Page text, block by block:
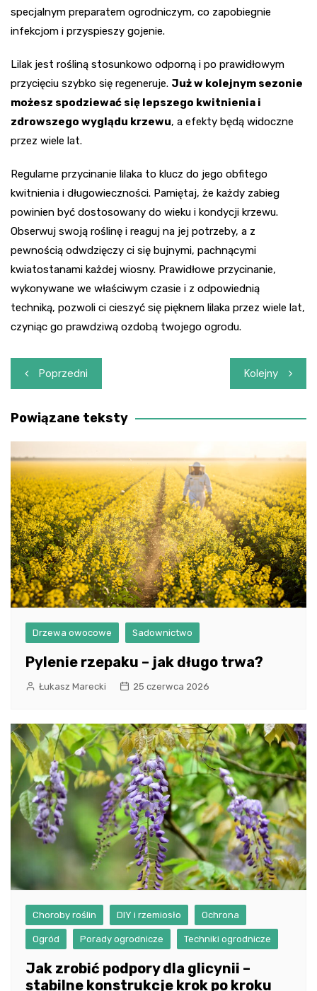
specjalnym preparatem ogrodniczym, co zapobiegnie
infekcjom i przyspieszy gojenie.
Lilak jest rośliną stosunkowo odporną i po prawidłowym
przycięciu szybko się regeneruje. Już w kolejnym sezonie
możesz spodziewać się lepszego kwitnienia i
zdrowszego wyglądu krzewu, a efekty będą widoczne
przez wiele lat.
Regularne przycinanie lilaka to klucz do jego obfitego
kwitnienia i długowieczności. Pamiętaj, że każdy zabieg
powinien być dostosowany do wieku i kondycji krzewu.
Obserwuj swoją roślinę i reaguj na jej potrzeby, a z
pewnością odwdzięczy ci się bujnymi, pachnącymi
kwiatostanami każdej wiosny. Prawidłowe przycinanie,
wykonywane we właściwym czasie i z odpowiednią
techniką, pozwoli ci cieszyć się pięknem lilaka przez wiele lat,
czyniąc go prawdziwą ozdobą twojego ogrodu.
Nawigacja
wpisu
Poprzedni Kolejny
Powiązane teksty
Drzewa owocowe Sadownictwo
Pylenie rzepaku – jak długo trwa?
Łukasz Marecki 25 czerwca 2026
Choroby roślin DIY i rzemiosło Ochrona
Ogród Porady ogrodnicze Techniki ogrodnicze
Jak zrobić podpory dla glicynii –
stabilne konstrukcje krok po kroku